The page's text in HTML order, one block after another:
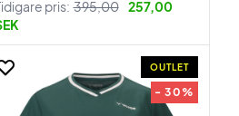
pris: 395,00 257,00
OUTLET
- 30%